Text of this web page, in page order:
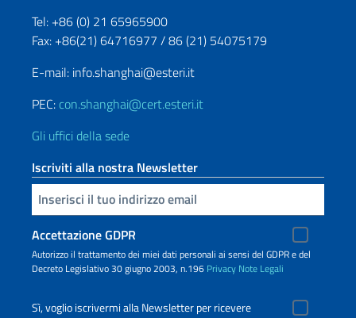
Tel: +86 (0) 21 65965900
Fax: +86(21) 64716977 / 86 (21) 54075179
E-mail: info.shanghai@esteri.it
PEC: con.shanghai@cert.esteri.it
Gli uffici della sede
Iscriviti alla nostra Newsletter
Inserisci la tua email
Accettazione GDPR
Autorizzo il trattamento dei miei dati personali ai sensi del GDPR e del
Decreto Legislativo 30 giugno 2003, n.196 Privacy Note Legali
Sì, voglio iscrivermi alla Newsletter per ricevere